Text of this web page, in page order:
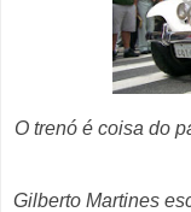
O trenó é coisa do
Gilberto Martines